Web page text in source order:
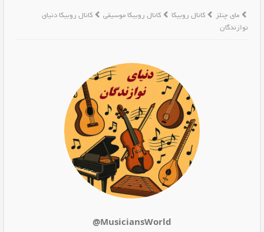
مای چنلز کانال روبیکا کانال روبیکا موسیقی
کانال روبیکا دنیای
نوازندگان
@MusiciansWorld